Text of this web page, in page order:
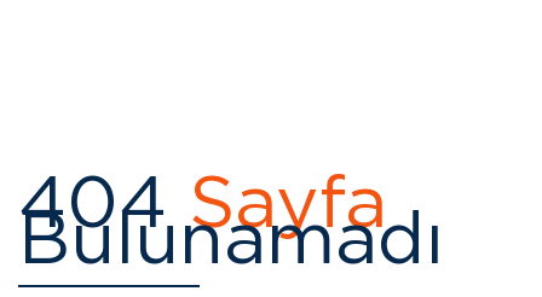
404 Sayfa
Bulunamadı